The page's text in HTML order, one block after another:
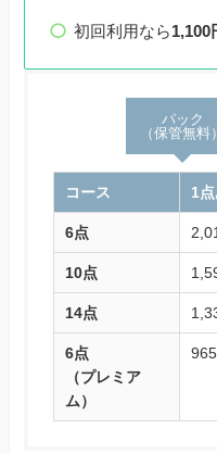
初回利用なら1,100
パック
（保管無料）
コース 1
6点
10点
14点
6点
（プレミア
ム）